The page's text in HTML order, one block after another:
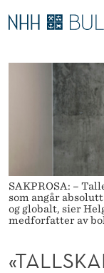
T
A
K
A
L
O
E
N
Y
Ø
T
Stipendiater
Disputaser
Om Bulletin
SAKPROSA: –
som angår
og globalt, sier
medforfatter av